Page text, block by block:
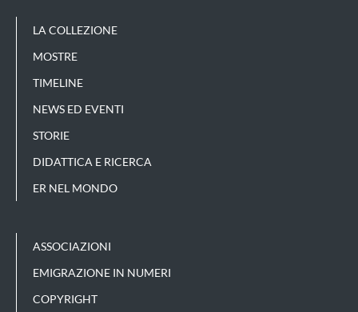
LA COLLEZIONE
MOSTRE
TIMELINE
NEWS ED EVENTI
STORIE
DIDATTICA E RICERCA
ER NEL MONDO
ASSOCIAZIONI
EMIGRAZIONE IN NUMERI
COPYRIGHT